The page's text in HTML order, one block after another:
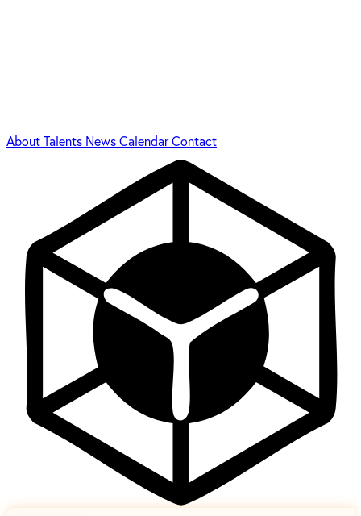
AboutTalents NewsCalendarContact